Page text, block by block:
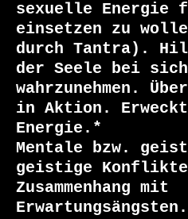
sexuelle
einsetzen zu
durch Tantra).
der Seele bei
wahrzunehmen.
in Aktion.
Energie.*
Mentale bzw.
geistige
Zusammenhang mit